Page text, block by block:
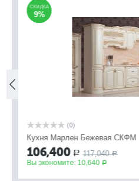
СКИДКА
9%
СКИДКА
9%
(0)
Кухня Марлен Бежевая СКФМ
106,400 Р 117,040 Р
Вы экономите:10,640 Р